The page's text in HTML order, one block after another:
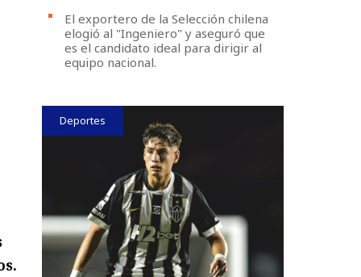
El exportero de la Selección chilena
elogió al "Ingeniero" y aseguró que
es el candidato ideal para dirigir al
equipo nacional.
Deportes